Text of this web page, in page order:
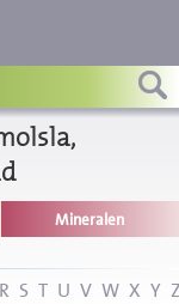
Mineralen
R S T U V W X Y